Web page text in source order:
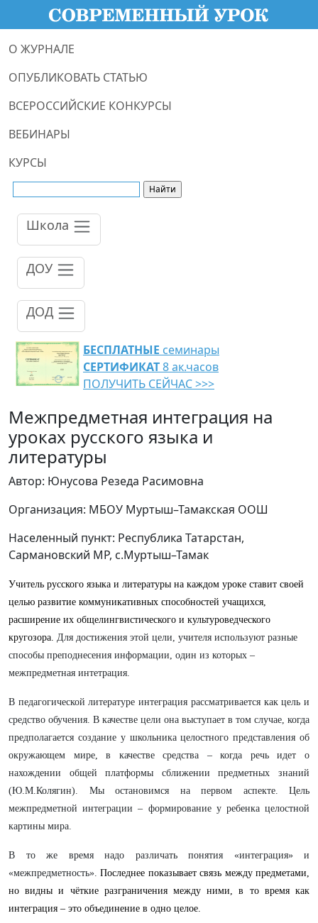
О ЖУРНАЛЕ
ОПУБЛИКОВАТЬ СТАТЬЮ
ВСЕРОССИЙСКИЕ КОНКУРСЫ
ВЕБИНАРЫ
КУРСЫ
Школа
ДОУ
ДОД
БЕСПЛАТНЫЕ семинары
СЕРТИФИКАТ8 ак.часов
ПОЛУЧИТЬ СЕЙЧАС >>>
Межпредметная интеграция на
уроках русского языка и
литературы
Автор: Юнусова Резеда Расимовна
Организация: МБОУ Муртыш–Тамакская ООШ
Населенный пункт: Республика Татарстан,
Сармановский МР, с.Муртыш–Тамак
Учитель русского языка и литературы на каждом уроке ставит своей
целью развитие коммуникативных способностей учащихся,
расширение их общелингвистического и культуроведческого
кругозора. Для достижения этой цели, учителя используют разные
способы преподнесения информации, один из которых –
межпредметная интетрация.
В педагогической литературе интеграция рассматривается как цель и
средство обучения. В качестве цели она выступает в том случае, когда
предполагается создание у школьника целостного представления об
окружающем мире, в качестве средства – когда речь идет о
нахождении общей платформы сближении предметных знаний
(Ю.М.Колягин). Мы остановимся на первом аспекте. Цель
межпредметной интеграции – формирование у ребенка целостной
картины мира.
В то же время надо различать понятия «интеграция» и
«межпредметность».Последнее показывает связь между предметами,
но видны и чёткие разграничения между ними, в то время как
интеграция – это объединение в одно целое.